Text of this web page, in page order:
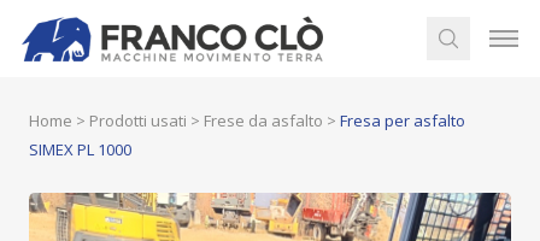
Home > Prodotti usati > Frese da asfalto > Fresa per asfalto
SIMEX PL 1000